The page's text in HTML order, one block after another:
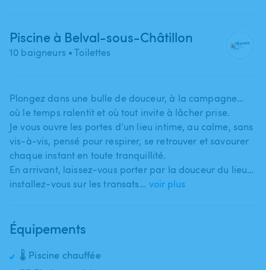
Piscine à Belval-sous-Châtillon
10 baigneurs • Toilettes
Plongez dans une bulle de douceur​,​ à la campagne…
où le temps ralentit et où tout invite à lâcher prise.
Je vous ouvre les portes d’un lieu intime​,​ au calme​,​ sans
vis-à-vis​,​ pensé pour respirer​,​ se retrouver et savourer
chaque instant en toute tranquillité.
En arrivant​,​ laissez-vous porter par la douceur du lieu…
installez-vous sur les transats​… voir plus
Équipements
🌡️ Piscine chauffée